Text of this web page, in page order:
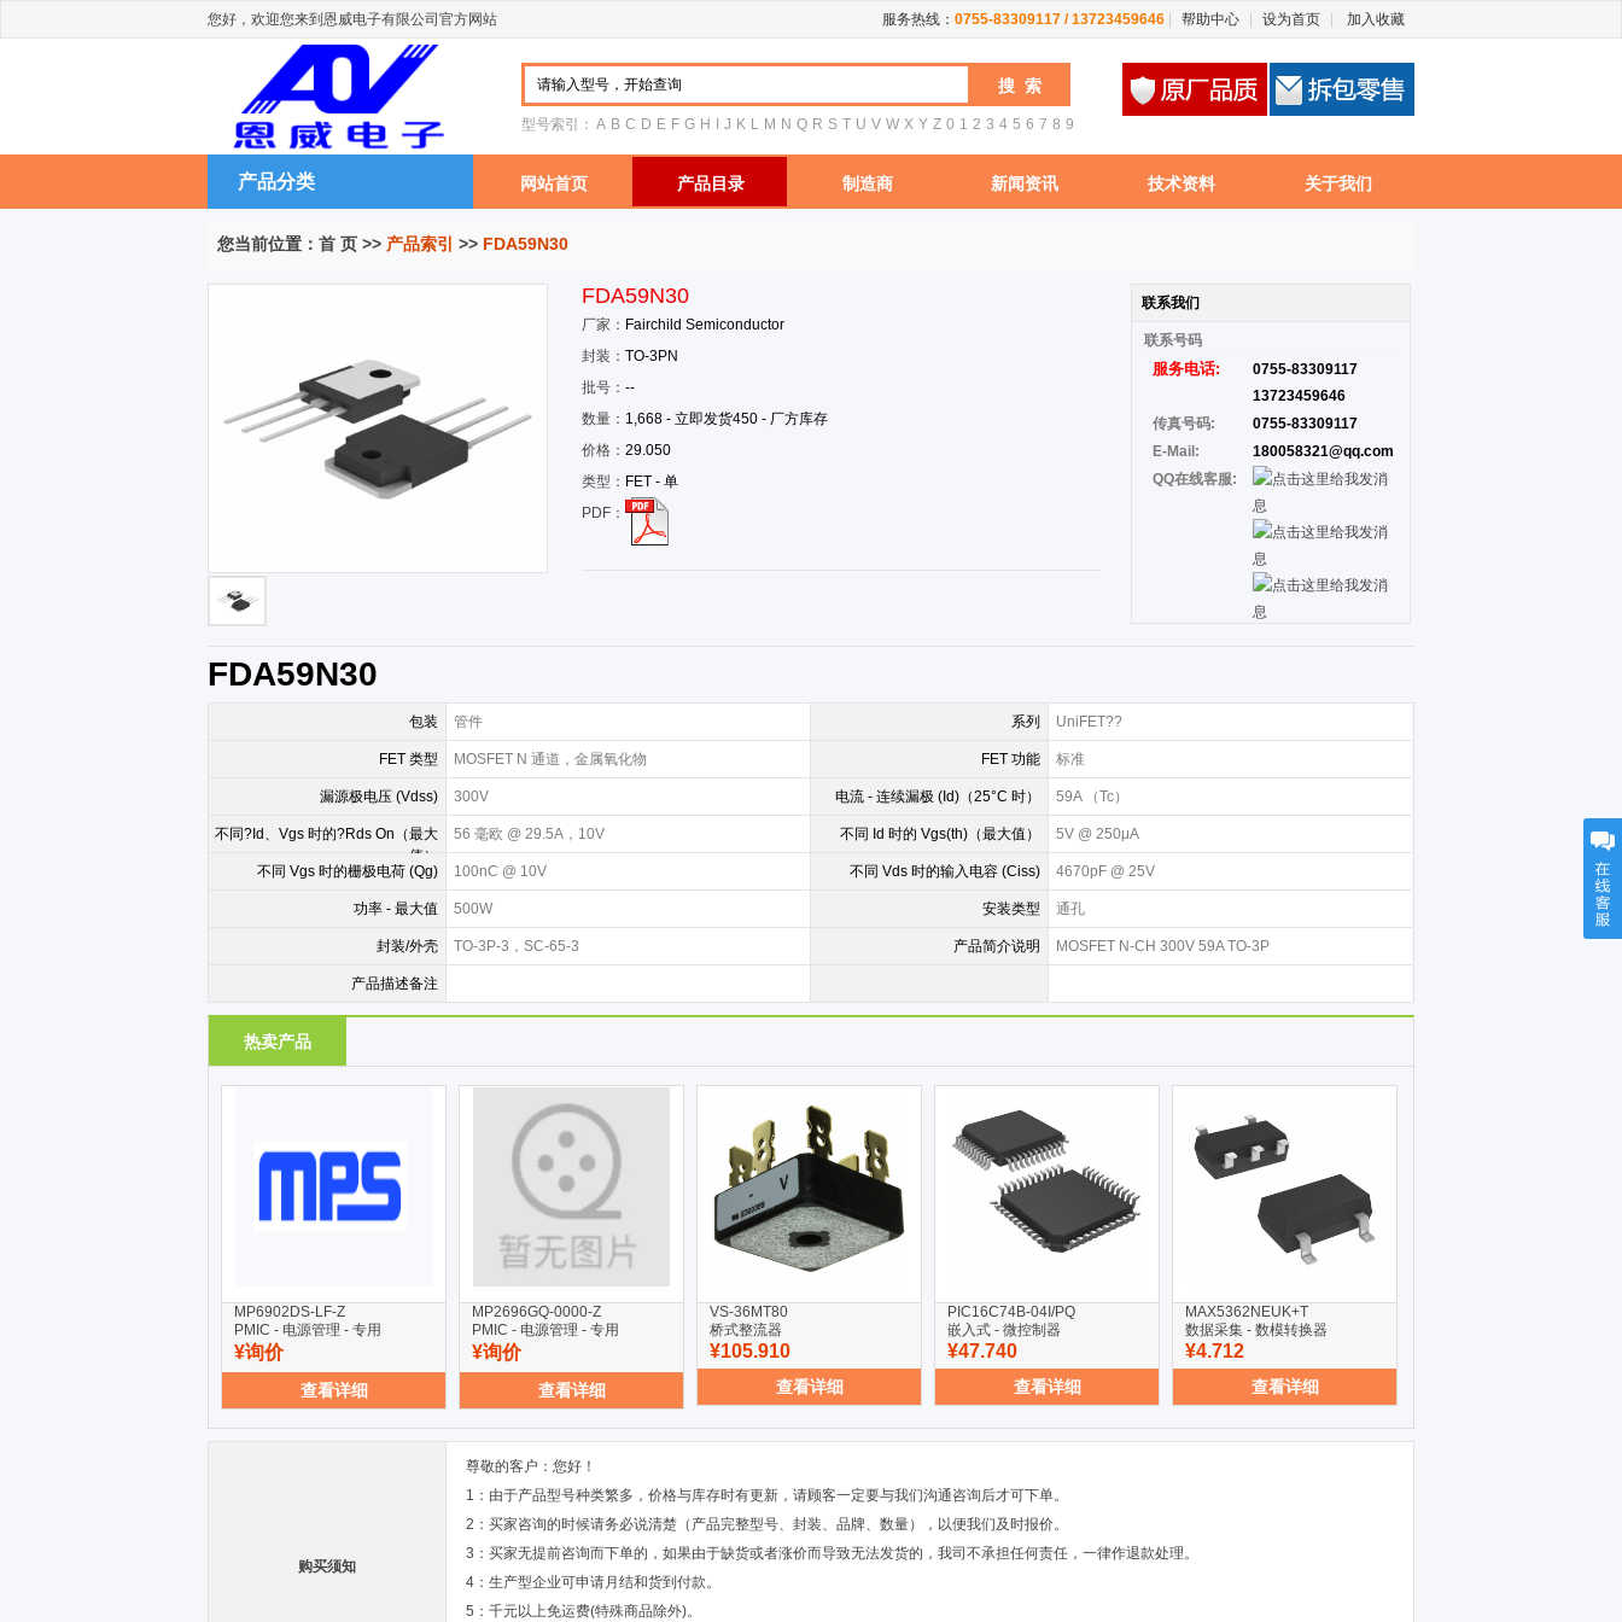
您好，欢迎您来到恩威电子有限公司官方网站 服务热线： 0755-83309117 / 13723459646 帮助中心 设为首页 加入收藏
型号索引： A B C D E F G H J K L M N Q R S T U V W X Y Z 0 1 2 3 4 5 6 7 8 9
产品分类 网站首页 产品目录 制造商 新闻资讯 技术资料 关于我们
您当前位置： 首 页 >> 产品索引 >> FDA59N30
FDA59N30
厂家： Fairchild Semiconductor
封装： TO-3PN
批号： --
数量： 1,668 - 立即发货450 - 厂方库存
价格： 29.050
类型： FET - 单
PDF：
联系我们
联系号码
服务电话:
0755-83309117
13723459646
传真号码:
0755-83309117
E-Mail:
180058321@qq.com
QQ在线客服:
FDA59N30
包装 管件 系列 UniFET??
FET 类型 MOSFET N 通道，金属氧化物 FET 功能 标准
漏源极电压 (Vdss) 300V 电流 - 连续漏极 (Id)（25°C 时） 59A （Tc）
不同?Id、Vgs 时的?Rds On（最大
值）
56 毫欧 @ 29.5A，10V 不同 Id 时的 Vgs(th)（最大值） 5V @ 250μA
不同 Vgs 时的栅极电荷 (Qg) 100nC @ 10V 不同 Vds 时的输入电容 (Ciss) 4670pF @ 25V
功率 - 最大值 500W 安装类型 通孔
封装/外壳 TO-3P-3，SC-65-3 产品简介说明 MOSFET N-CH 300V 59A TO-3P
产品描述备注
热卖产品
MP6902DS-LF-Z
PMIC - 电源管理 - 专用
¥询价
查看详细
MP2696GQ-0000-Z
PMIC - 电源管理 - 专用
¥询价
查看详细
VS-36MT80
桥式整流器
¥105.910
查看详细
PIC16C74B-04I/PQ
嵌入式 - 微控制器
¥47.740
查看详细
MAX5362NEUK+T
数据采集 - 数模转换器
¥4.712
查看详细
购买须知
尊敬的客户：您好！
1：由于产品型号种类繁多，价格与库存时有更新，请顾客一定要与我们沟通咨询后才可下单。
2：买家咨询的时候请务必说清楚（产品完整型号、封装、品牌、数量），以便我们及时报价。
3：买家无提前咨询而下单的，如果由于缺货或者涨价而导致无法发货的，我司不承担任何责任，一律作退款处理。
4：生产型企业可申请月结和货到付款。
5：千元以上免运费(特殊商品除外)。